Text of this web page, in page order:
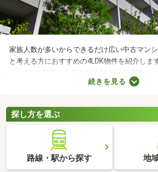
家族人数が多いからできるだけ広い中古マン
と考える方におすすめの4LDK物件を紹介しま
え、4つの個室がある物件は4人以上の家族に
が多くても、お部屋の数が多ければ生活空間
間取りや設備、購入費用などをチェックして
続きを見る
探し方を選ぶ
路線・駅から探す 地